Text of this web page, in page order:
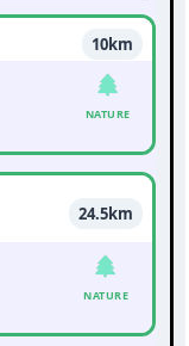
10km
NATURE
24.5km
NATURE